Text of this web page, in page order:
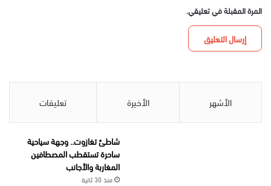
المرة المقبلة في تعليقي.
الأشهر الأخيرة تعليقات
شاطئ تغازوت.. وجهة سياحية
ساحرة تستقطب المصطافين
المغاربة والأجانب
منذ 30 ثانية